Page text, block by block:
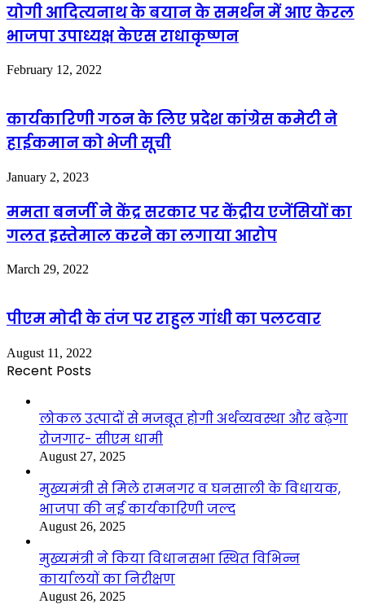
योगी आदित्यनाथ के बयान के समर्थन में आए केरल
भाजपा उपाध्यक्ष केएस राधाकृष्णन
February 12, 2022
कार्यकारिणी गठन के लिए प्रदेश कांग्रेस कमेटी ने
हाईकमान को भेजी सूची
January 2, 2023
ममता बनर्जी ने केंद्र सरकार पर केंद्रीय एजेंसियों का
गलत इस्तेमाल करने का लगाया आरोप
March 29, 2022
पीएम मोदी के तंज पर राहुल गांधी का पलटवार
August 11, 2022
Recent Posts
लोकल उत्पादों से मजबूत होगी अर्थव्यवस्था और बढ़ेगा
रोजगार- सीएम धामी
August 27, 2025
मुख्यमंत्री से मिले रामनगर व घनसाली के विधायक,
भाजपा की नई कार्यकारिणी जल्द
August 26, 2025
मुख्यमंत्री ने किया विधानसभा स्थित विभिन्न
कार्यालयों का निरीक्षण
August 26, 2025